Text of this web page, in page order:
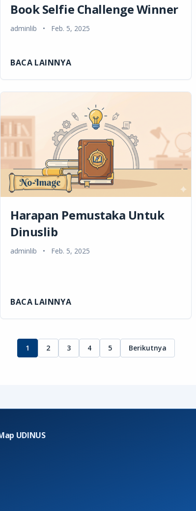
Book Selfie Challenge Winner
adminlib • Feb. 5, 2025
BACA LAINNYA
Harapan Pemustaka Untuk
Dinuslib
adminlib • Feb. 5, 2025
BACA LAINNYA
1 2 3 4 5 Berikutnya
UDINUS